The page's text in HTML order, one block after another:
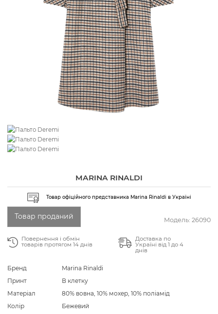
MARINA RINALDI
Товар офіційного представника Marina Rinaldi в Україні
Модель: 26090
Товар проданий
Повернення і обмін
товарів протягом 14 днів
Доставка по
Україні від 1 до 4
днів
Бренд
Marina Rinaldi
Принт
В клетку
Матеріал
80% вовна, 10% мохер, 10% поліамід
Колір
Бежевий